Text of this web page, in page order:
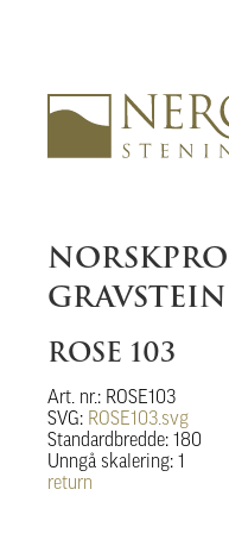
GRAVSTEIN
ROSE 103
Art. nr.: ROSE103
SVG: ROSE103.svg
Standardbredde: 180
Unngå skalering: 1
return